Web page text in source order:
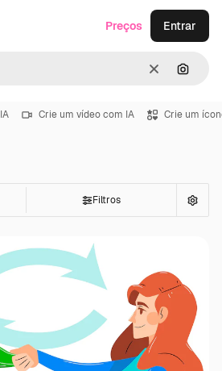
Limpar
Preços Entrar
Crie um vídeo com IA Crie um
Filtros